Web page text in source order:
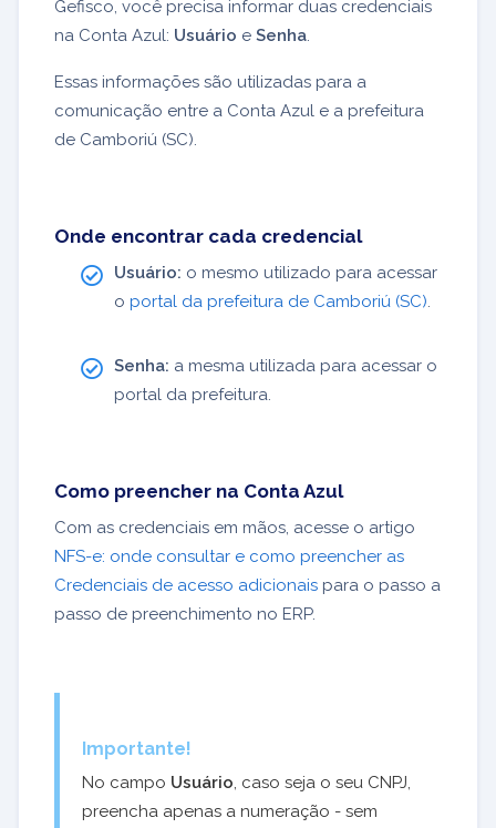
Gefisco, você precisa informar duas credenciais
na Conta Azul: Usuário e Senha.
Essas informações são utilizadas para a
comunicação entre a Conta Azul e a prefeitura
de Camboriú (SC).
Onde encontrar cada credencial
Usuário: o mesmo utilizado para acessar
o portal da prefeitura de Camboriú (SC).
Senha: a mesma utilizada para acessar o
portal da prefeitura.
Como preencher na Conta Azul
Com as credenciais em mãos, acesse o artigo
NFS-e: onde consultar e como preencher as
Credenciais de acesso adicionais para o passo a
passo de preenchimento no ERP.
Importante!
No campo Usuário , caso seja o seu CNPJ,
preencha apenas a numeração - sem